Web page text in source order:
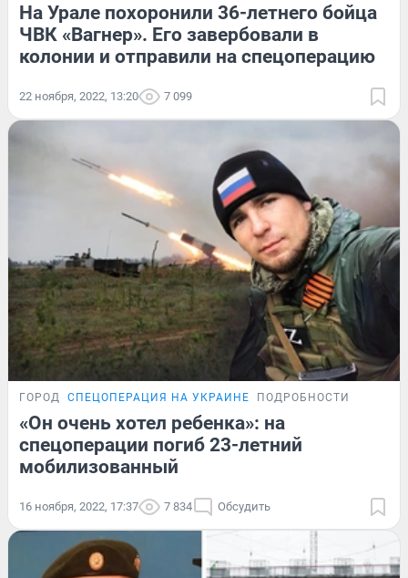
На Урале похоронили 36-летнего бойца
ЧВК «Вагнер». Его завербовали в
колонии и отправили на спецоперацию
22 ноября, 2022, 13:20 7 099
ГОРОД СПЕЦОПЕРАЦИЯ НА УКРАИНЕ ПОДРОБНОСТИ
«Он очень хотел ребенка»: на
спецоперации погиб 23-летний
мобилизованный
16 ноября, 2022, 17:37 7 834 Обсудить